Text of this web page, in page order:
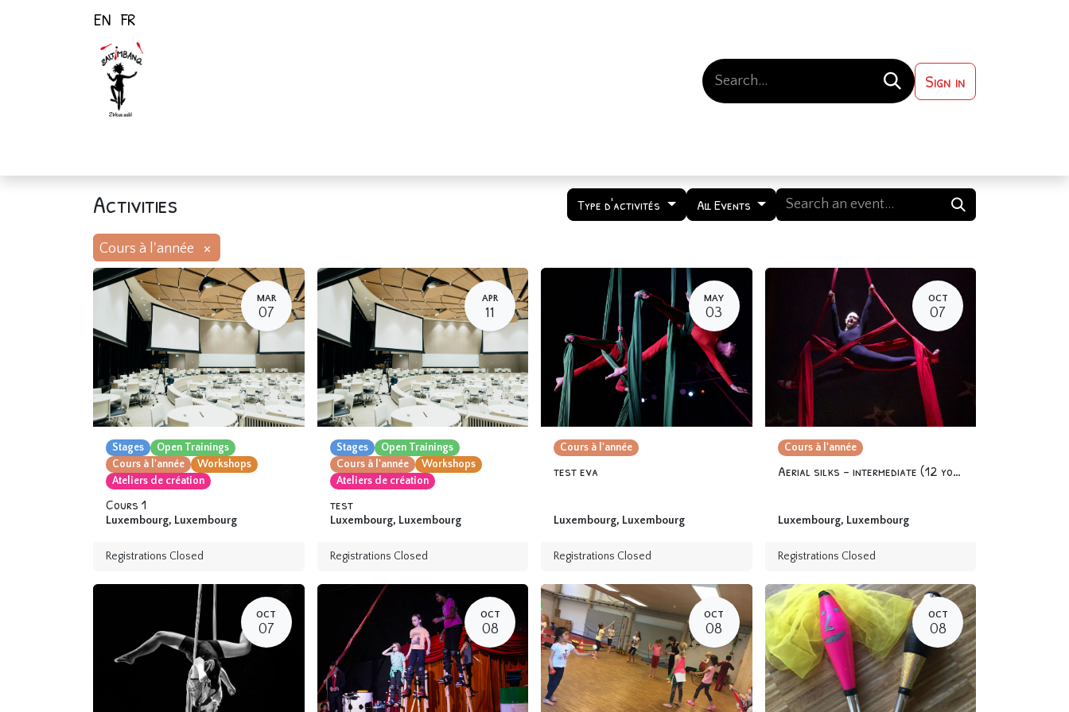
EN FR
Sign in
Activities Type d'activités All Events
Cours à l'année ×
MAR
07
Stages
Open Trainings
Cours à l'année
Workshops
Ateliers de création
Cours 1
Luxembourg, Luxembourg
Registrations Closed
APR
11
Stages
Open Trainings
Cours à l'année
Workshops
Ateliers de création
test
Luxembourg, Luxembourg
Registrations Closed
MAY
03
Cours à l'année
test eva
Luxembourg, Luxembourg
Registrations Closed
OCT
07
Cours à l'année
Aerial silks - intermediate (12 yo and +)
Luxembourg, Luxembourg
Registrations Closed
OCT
07
OCT
08
OCT
08
OCT
08